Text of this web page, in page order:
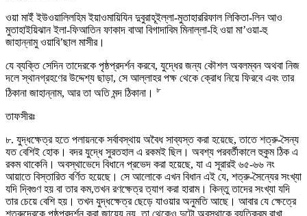
ওয়া মাইঁ ইউওয়ালিলহিম ইয়াওমায়িযিন দুবুরাহূইল্লা-মুতাহাররিফাল লিকিতা-লিন আও
মুতাহাইয়িঝান ইলা-ফিআতিন ফাকাদ বাআ বিগাদাবিম মিনাল্লা-হি ওয়া মা’ওয়া-হু
জাহান্নামু ওয়াবি’ছাল মাসীর।
যে ব্যক্তি সেদিন তাদেরকে পৃষ্ঠপ্রদর্শন করবে, যুদ্ধের জন্য কৌশল অবলম্বন অথবা নিজ
দলে স্থানগ্রহণের উদ্দেশ্য ছাড়া, সে আল্লাহর পক্ষ থেকে ক্রোধ নিয়ে ফিরবে এবং তার
ঠিকানা জাহান্নাম, আর তা অতি মন্দ ঠিকানা। ৮
তাফসীরঃ
৮. যুদ্ধক্ষেত্র হতে পলায়নকে সর্বাবস্থায় অবৈধ সাব্যস্ত করা হয়েছে, তাতে শত্রু-সৈন্য
যত বেশিই হোক। বদর যুদ্ধে সুরতহাল এ রকমই ছিল। অবশ্য পরবর্তীকালে হুকুম ঠিক এ
রকম থাকেনি। অবস্থাভেদে বিধানে প্রভেদ করা হয়েছে, যা এ সূরারই ৬৫-৬৬ নং
আয়াতে বিস্তারিত বর্ণিত হয়েছে। সে আলোকে এখন বিধান এই যে, শত্রু-সৈন্যের সংখ্যা
যদি দ্বিগুণ হয় বা তার কম,তখন রণক্ষেত্র ত্যাগ করা হারাম। কিন্তু তাদের সংখ্যা যদি
তার চেয়ে বেশি হয়। তখন যুদ্ধক্ষেত্র ছেড়ে যাওয়ার অনুমতি আছে। আবার যে ক্ষেত্রে
শত্রুদেরকে পৃষ্ঠপ্রদর্শন করা জায়েয নয়, তা থেকেও দুটো অবস্থাকে ব্যতিক্রম রাখা